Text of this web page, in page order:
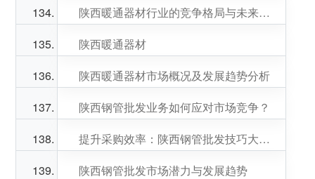
陕西暖通器材行业的竞争格局与未来展望
陕西暖通器材
陕西暖通器材市场概况及发展趋势分析
陕西钢管批发业务如何应对市场竞争？
提升采购效率：陕西钢管批发技巧大揭秘
陕西钢管批发市场潜力与发展趋势